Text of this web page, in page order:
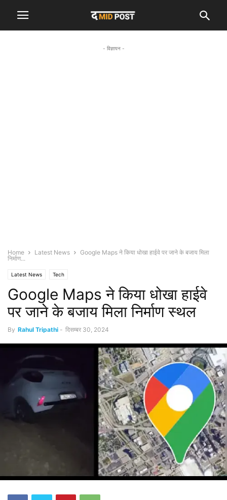
- विज्ञापन -
Home Latest News
Google Maps ने किया धोखा हाईवे पर जाने के बजाय मिला
निर्माण...
Latest News Tech
Google Maps ने किया धोखा हाईवे
पर जाने के बजाय मिला निर्माण स्थल
By Rahul Tripathi - दिसम्बर 30, 2024